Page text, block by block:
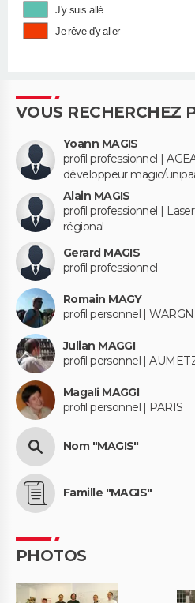
J'y suis allé
Je rêve d'y aller
VOUS RECHERCHEZ
Yoann MAGIS
profil professionnel |
développeur magic/
Alain MAGIS
profil professionnel |
régional
Gerard MAGIS
profil professionnel
Romain MAGY
profil personnel |
Julian MAGGI
profil personnel |
Magali MAGGI
profil personnel | PARIS
Nom "MAGIS"
Famille "MAGIS"
PHOTOS